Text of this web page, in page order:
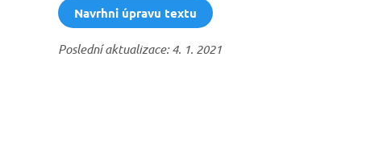
Navrhni úpravu textu
Poslední aktualizace: 4. 1. 2021